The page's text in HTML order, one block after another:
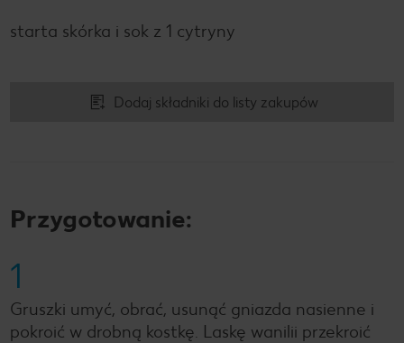
starta skórka i sok z 1 cytryny
Dodaj składniki do listy zakupów
Przygotowanie:
1
Gruszki umyć, obrać, usunąć gniazda nasienne i
pokroić w drobną kostkę. Laskę wanilii przekroić